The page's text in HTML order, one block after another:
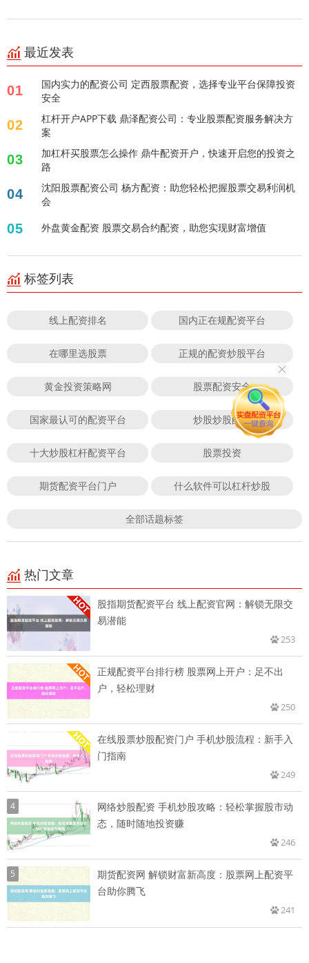
最近发表
01
国内实力的配资公司 定西股票配资，选择专业平台保障投资
安全
02
杠杆开户APP下载 鼎泽配资公司：专业股票配资服务解决方
案
03
加杠杆买股票怎么操作 鼎牛配资开户，快速开启您的投资之
路
04
沈阳股票配资公司 杨方配资：助您轻松把握股票交易利润机
会
05 外盘黄金配资 股票交易合约配资，助您实现财富增值
标签列表
线上配资排名 国内正在规配资平台
在哪里选股票 正规的配资炒股平台
黄金投资策略网 股票配资安全
国家最认可的配资平台 炒股炒股配资
十大炒股杠杆配资平台 股票投资
期货配资平台门户 什么软件可以杠杆炒股
全部话题标签
热门文章
股指期货配资平台 线上配资官网：解锁无限交
易潜能
253
正规配资平台排行榜 股票网上开户：足不出
户，轻松理财
250
在线股票炒股配资门户 手机炒股流程：新手入
门指南
249
4
网络炒股配资 手机炒股攻略：轻松掌握股市动
态，随时随地投资赚
246
5
期货配资网 解锁财富新高度：股票网上配资平
台助你腾飞
241